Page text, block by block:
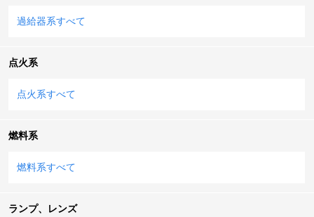
過給器系すべて
点火系
点火系すべて
燃料系
燃料系すべて
ランプ、レンズ